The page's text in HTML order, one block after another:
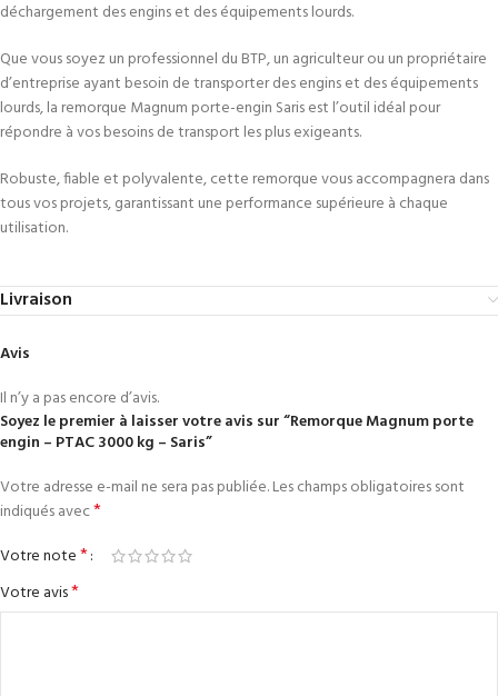
déchargement des engins et des équipements lourds.
Que vous soyez un professionnel du BTP, un agriculteur ou un propriétaire
d’entreprise ayant besoin de transporter des engins et des équipements
lourds, la remorque Magnum porte-engin Saris est l’outil idéal pour
répondre à vos besoins de transport les plus exigeants.
Robuste, fiable et polyvalente, cette remorque vous accompagnera dans
tous vos projets, garantissant une performance supérieure à chaque
utilisation.
Livraison
Avis
Il n’y a pas encore d’avis.
Soyez le premier à laisser votre avis sur “Remorque Magnum porte
engin – PTAC 3000 kg – Saris”
Votre adresse e-mail ne sera pas publiée.Les champs obligatoires sont
indiqués avec*
Votre note*
Votre avis*